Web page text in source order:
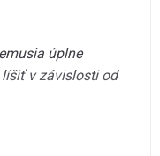
úplne
v závislosti od